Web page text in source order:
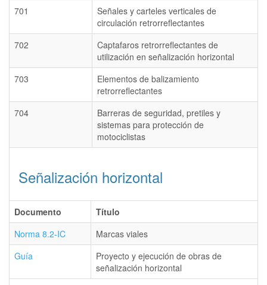
701
Señales y carteles verticales de
circulación retrorreflectantes
702
Captafaros retrorreflectantes de
utilización en señalización horizontal
703
Elementos de balizamiento
retrorreflectantes
704
Barreras de seguridad, pretiles y
sistemas para protección de
motociclistas
Señalización horizontal
Documento
Título
Norma 8.2-IC
Marcas viales
Guía
Proyecto y ejecución de obras de
señalización horizontal